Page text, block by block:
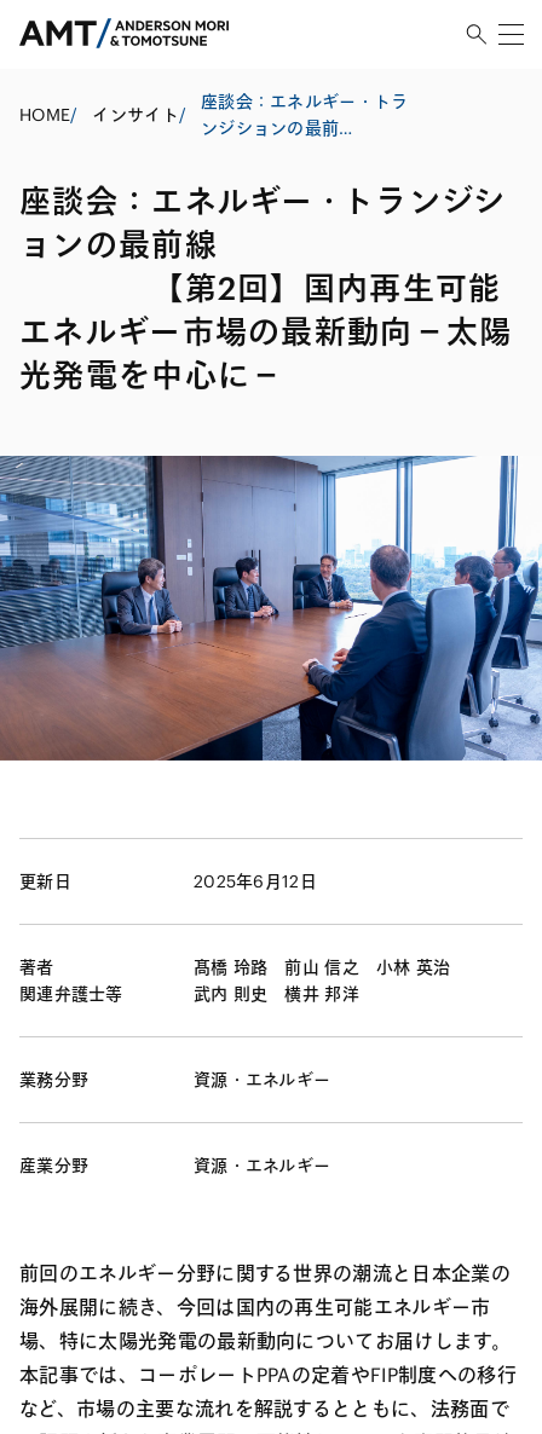
HOME/ インサイト/
座談会：エネルギー・トラ
ンジションの最前
【第2回】国内再生可能エネ
ルギー市場の最新動向－太
陽光発電を中心に－
座談会：エネルギー・トランジシ
ョンの最前線
【第2回】国内再生可能
エネルギー市場の最新動向－太陽
光発電を中心に－
更新日 2025年6月12日
著者
関連弁護士等
髙橋 玲路 前山 信之
小林 英治
武内 則史
横井 邦洋
業務分野 資源・エネルギー
産業分野 資源・エネルギー
前回のエネルギー分野に関する世界の潮流と日本企業の
海外展開に続き、今回は国内の再生可能エネルギー市
場、特に太陽光発電の最新動向についてお届けします。
本記事では、コーポレートPPAの定着やFIP制度への移行
など、市場の主要な流れを解説するとともに、法務面で